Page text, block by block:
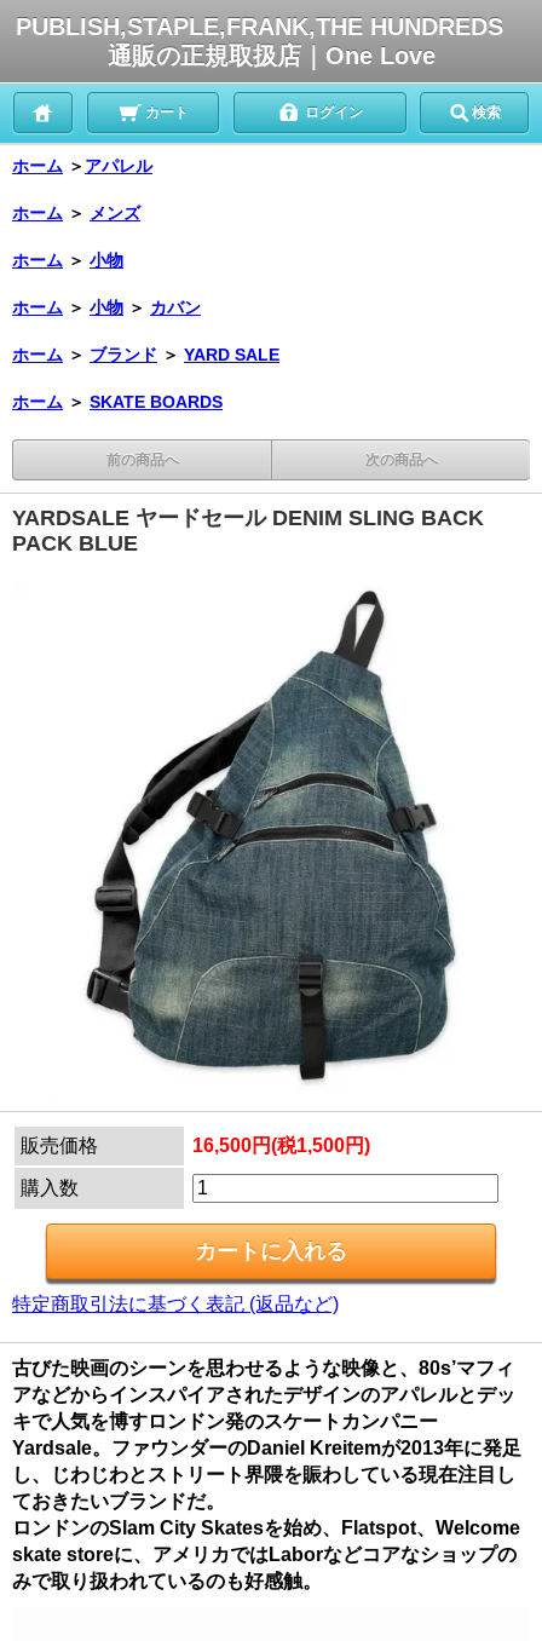
PUBLISH,STAPLE,FRANK,THE HUNDREDS
通販の正規取扱店｜One Love
カート ログイン 検索
ホーム ＞ アパレル
ホーム ＞ メンズ
ホーム ＞ 小物
ホーム ＞ 小物 ＞ カバン
ホーム ＞ ブランド ＞ YARD SALE
ホーム ＞ SKATE BOARDS
前の商品へ 次の商品へ
YARDSALE ヤードセール DENIM SLING BACK
PACK BLUE
販売価格 16,500円(税1,500円)
購入数
特定商取引法に基づく表記 (返品など)
古びた映画のシーンを思わせるような映像と、80s’マフィ
アなどからインスパイアされたデザインのアパレルとデッ
キで人気を博すロンドン発のスケートカンパニー
Yardsale。ファウンダーのDaniel Kreitemが2013年に発足
し、じわじわとストリート界隈を賑わしている現在注目し
ておきたいブランドだ。
ロンドンのSlam City Skatesを始め、Flatspot、Welcome
skate storeに、アメリカではLaborなどコアなショップの
みで取り扱われているのも好感触。